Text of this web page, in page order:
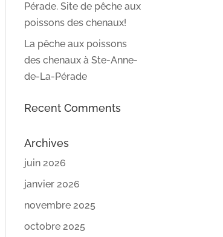
Pérade. Site de pêche aux
poissons des chenaux!
La pêche aux poissons
des chenaux à Ste-Anne-
de-La-Pérade
Recent Comments
Archives
juin 2026
janvier 2026
novembre 2025
octobre 2025